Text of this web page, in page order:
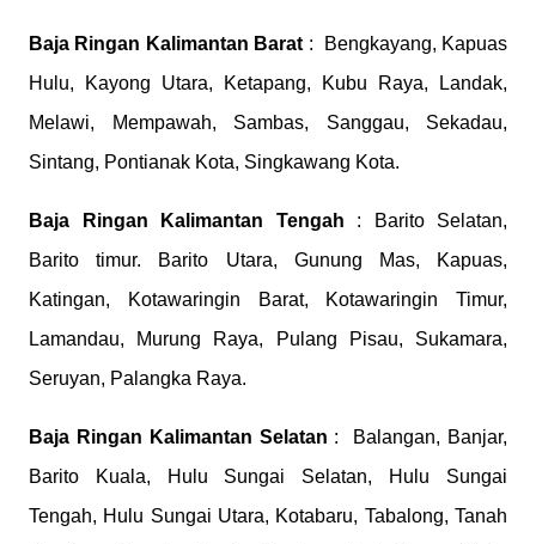
Baja Ringan Kalimantan Barat : Bengkayang, Kapuas
Hulu, Kayong Utara, Ketapang, Kubu Raya, Landak,
Melawi, Mempawah, Sambas, Sanggau, Sekadau,
Sintang, Pontianak Kota, Singkawang Kota.
Baja Ringan Kalimantan Tengah : Barito Selatan,
Barito timur. Barito Utara, Gunung Mas, Kapuas,
Katingan, Kotawaringin Barat, Kotawaringin Timur,
Lamandau, Murung Raya, Pulang Pisau, Sukamara,
Seruyan, Palangka Raya.
Baja Ringan Kalimantan Selatan : Balangan, Banjar,
Barito Kuala, Hulu Sungai Selatan, Hulu Sungai
Tengah, Hulu Sungai Utara, Kotabaru, Tabalong, Tanah